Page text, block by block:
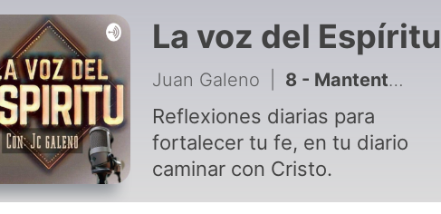
La voz del Espíritu
Juan Galeno 8 - Mantente viendo a Jesús
Reflexiones diarias para
fortalecer tu fe, en tu diario
caminar con Cristo.